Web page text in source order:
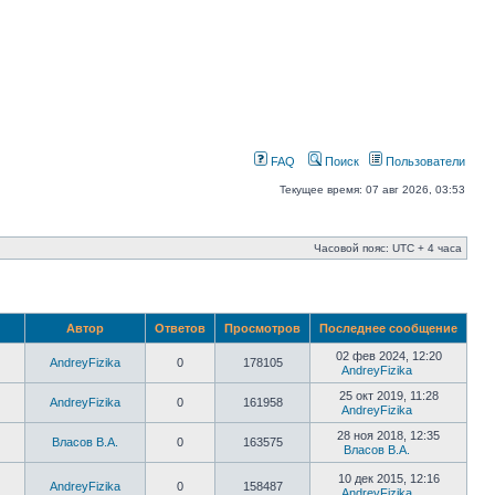
FAQ Поиск Пользователи
Текущее время: 07 авг 2026, 03:53
Часовой пояс: UTC + 4 часа
Автор Ответов Просмотров Последнее сообщение
AndreyFizika 0 178105
02 фев 2024, 12:20
AndreyFizika
AndreyFizika 0 161958
25 окт 2019, 11:28
AndreyFizika
Власов В.А. 0 163575
28 ноя 2018, 12:35
Власов В.А.
AndreyFizika 0 158487
10 дек 2015, 12:16